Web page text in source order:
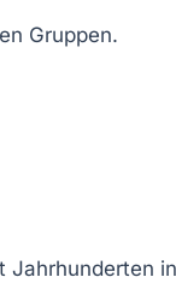
Gruppen.